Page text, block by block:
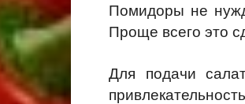
Помидоры не
Проще всего это
Для подачи